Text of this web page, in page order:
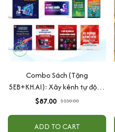
Combo Sách (Tặng
5EB+KH.AI): Xây kênh tự động
AI Agent + AI siêu mạnh + 3
+ Xu hướng
$87.00 $130.00
ADD TO CART